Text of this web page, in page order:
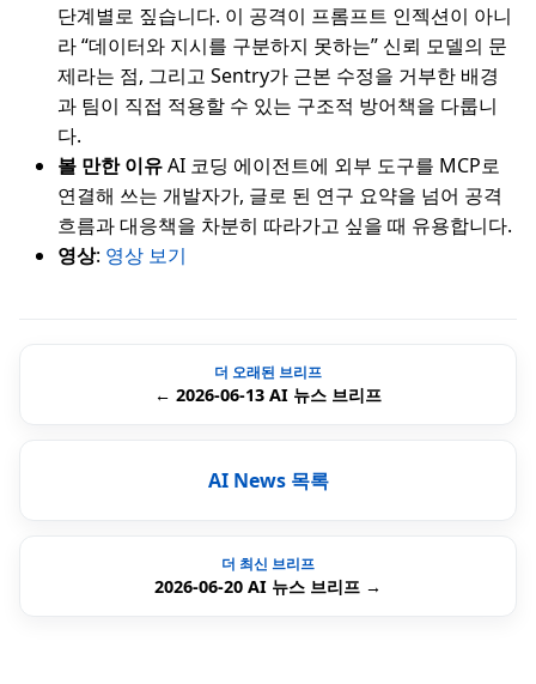
단계별로 짚습니다. 이 공격이 프롬프트 인젝션이 아니
라 “데이터와 지시를 구분하지 못하는” 신뢰 모델의 문
제라는 점, 그리고 Sentry가 근본 수정을 거부한 배경
과 팀이 직접 적용할 수 있는 구조적 방어책을 다룹니
다.
볼 만한 이유AI 코딩 에이전트에 외부 도구를 MCP로
연결해 쓰는 개발자가, 글로 된 연구 요약을 넘어 공격
흐름과 대응책을 차분히 따라가고 싶을 때 유용합니다.
영상: 영상 보기
더 오래된 브리프
← 2026-06-13 AI 뉴스 브리프
AI News 목록
더 최신 브리프
2026-06-20 AI 뉴스 브리프 →